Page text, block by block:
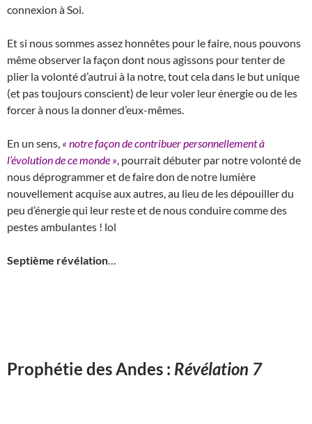
connexion à Soi.
Et si nous sommes assez honnêtes pour le faire, nous pouvons
même observer la façon dont nous agissons pour tenter de
plier la volonté d’autrui à la notre, tout cela dans le but unique
(et pas toujours conscient) de leur voler leur énergie ou de les
forcer à nous la donner d’eux-mêmes.
En un sens, « notre façon de contribuer personnellement à
l’évolution de ce monde » , pourrait débuter par notre volonté de
nous déprogrammer et de faire don de notre lumière
nouvellement acquise aux autres, au lieu de les dépouiller du
peu d’énergie qui leur reste et de nous conduire comme des
pestes ambulantes ! lol
Septième révélation
Prophétie des Andes : Révélation 7